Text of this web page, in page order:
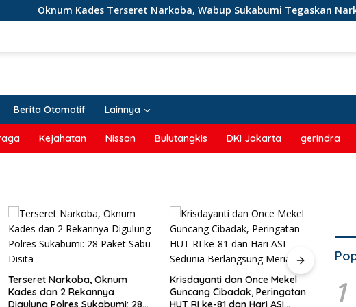
Oknum Kades Terseret Narkoba, Wabup Sukabumi Tegaskan
Berita Otomotif Lainnya
Kejahatan Nissan Bulutangkis DKI Jakarta gerindra
Terseret Narkoba, Oknum
Kades dan 2 Rekannya
Digulung Polres Sukabumi: 28
Krisdayanti dan Once Mekel
Guncang Cibadak, Peringatan
HUT RI ke-81 dan Hari ASI
1